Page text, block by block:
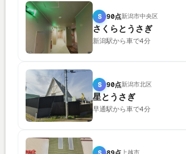
S 90点新潟市中央区
さくらとうさぎ
新潟駅から車で4分
S 90点新潟市北区
星とうさぎ
早通駅から車で4分